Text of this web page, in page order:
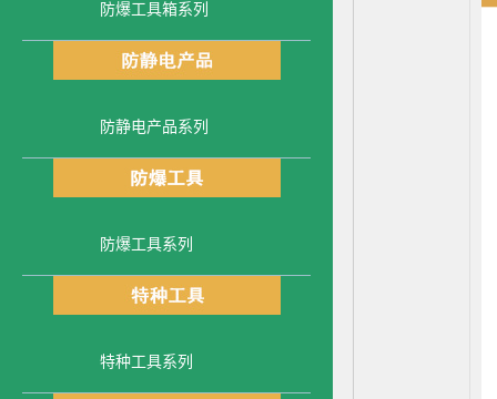
防爆工具箱系列
防静电产品系列
防爆工具系列
特种工具系列